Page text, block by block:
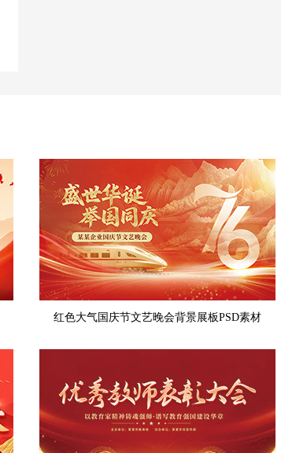
红色大气国庆节文艺晚会背景展板PSD素材